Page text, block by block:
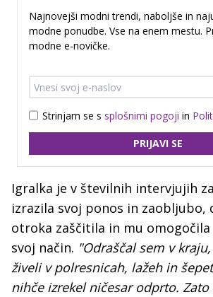
Najnovejši modni trendi, naboljše in
modne ponudbe. Vse na enem mestu.
modne e-novičke.
Strinjam se s splošnimi pogoji in
PRIJAVI SE
Igralka je v številnih intervjujih
izrazila svoj ponos in zaobljubo,
otroka zaščitila in mu omogočila
svoj način. "Odraščal sem v
živeli v polresnicah, lažeh in
nihče izrekel ničesar odprto.